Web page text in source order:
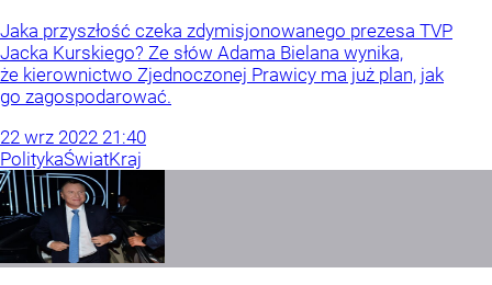
Jaka przyszłość czeka zdymisjonowanego prezesa TVP
Jacka Kurskiego? Ze słów Adama Bielana wynika,
że kierownictwo Zjednoczonej Prawicy ma już plan, jak
go zagospodarować.
22 wrz 2022 21:40
PolitykaŚwiatKraj